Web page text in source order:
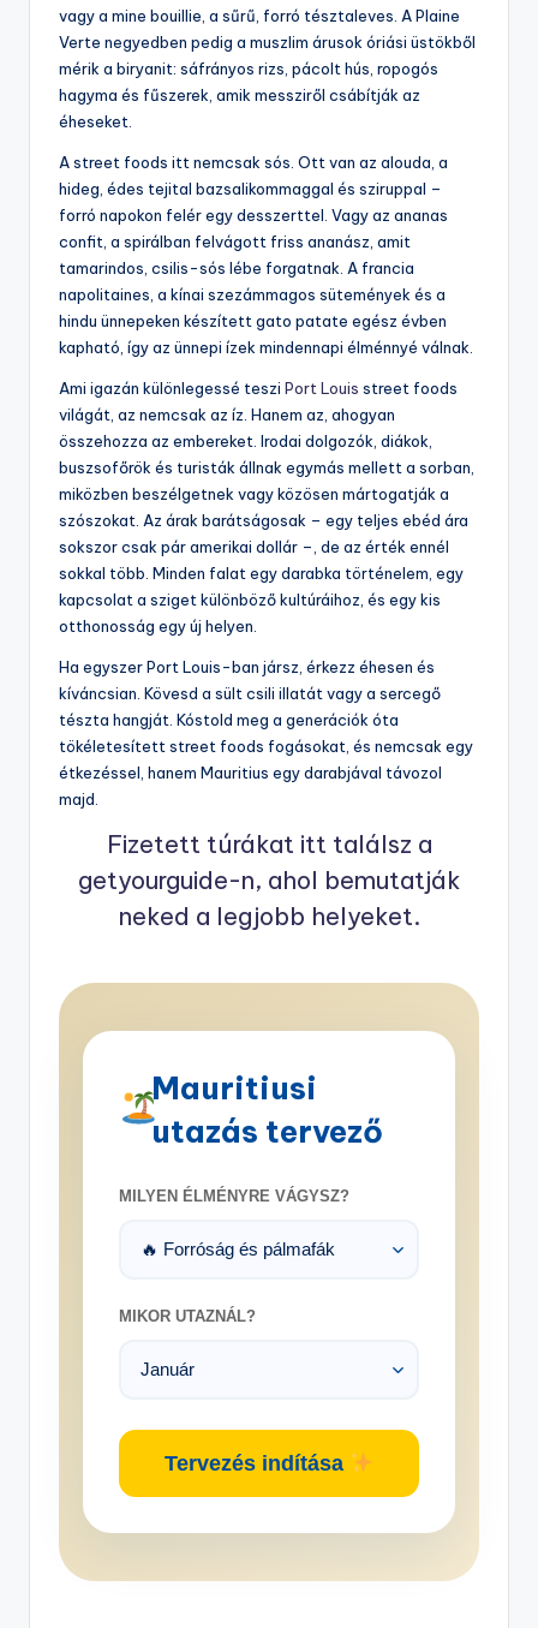
vagy a mine bouillie, a sűrű, forró tésztaleves. A Plaine
Verte negyedben pedig a muszlim árusok óriási üstökből
mérik a biryanit: sáfrányos rizs, pácolt hús, ropogós
hagyma és fűszerek, amik messziről csábítják az
éheseket.
A street foods itt nemcsak sós. Ott van az alouda, a
hideg, édes tejital bazsalikommaggal és sziruppal –
forró napokon felér egy desszerttel. Vagy az ananas
confit, a spirálban felvágott friss ananász, amit
tamarindos, csilis-sós lébe forgatnak. A francia
napolitaines, a kínai szezámmagos sütemények és a
hindu ünnepeken készített gato patate egész évben
kapható, így az ünnepi ízek mindennapi élménnyé válnak.
Ami igazán különlegessé teszi Port Louis street foods
világát, az nemcsak az íz. Hanem az, ahogyan
összehozza az embereket. Irodai dolgozók, diákok,
buszsofőrök és turisták állnak egymás mellett a sorban,
miközben beszélgetnek vagy közösen mártogatják a
szószokat. Az árak barátságosak – egy teljes ebéd ára
sokszor csak pár amerikai dollár –, de az érték ennél
sokkal több. Minden falat egy darabka történelem, egy
kapcsolat a sziget különböző kultúráihoz, és egy kis
otthonosság egy új helyen.
Ha egyszer Port Louis-ban jársz, érkezz éhesen és
kíváncsian. Kövesd a sült csili illatát vagy a sercegő
tészta hangját. Kóstold meg a generációk óta
tökéletesített street foods fogásokat, és nemcsak egy
étkezéssel, hanem Mauritius egy darabjával távozol
majd.
Fizetett túrákat itt találsz a
getyourguide-n, ahol bemutatják
neked a legjobb helyeket.
Mauritiusi
utazás tervező
MILYEN ÉLMÉNYRE VÁGYSZ?
MIKOR UTAZNÁL?
Tervezés indítása